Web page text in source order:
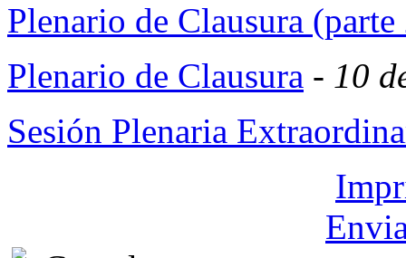
Plenario de Clausura (parte
Plenario de Clausura - 10
Sesión Plenaria